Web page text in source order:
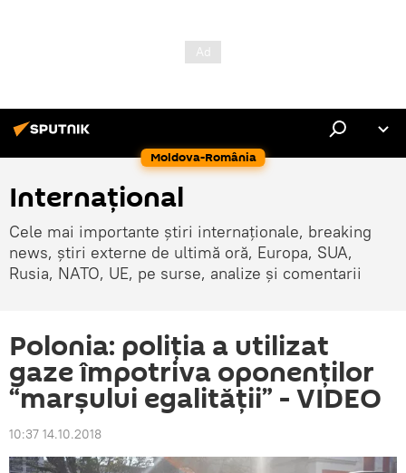
Moldova-România
Internaţional
Cele mai importante știri internaționale, breaking
news, știri externe de ultimă oră, Europa, SUA,
Rusia, NATO, UE, pe surse, analize și comentarii
Polonia: poliția a utilizat
gaze împotriva oponenților
“marșului egalității” - VIDEO
10:37 14.10.2018